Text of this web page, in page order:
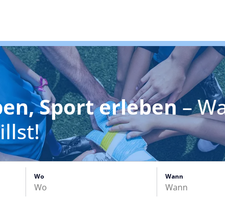
Sport erleben–
Wo Wann